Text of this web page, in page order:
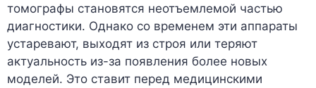
томографы становятся неотъемлемой частью
диагностики. Однако со временем эти аппараты
устаревают, выходят из строя или теряют
актуальность из-за появления более новых
моделей. Это ставит перед медицинскими